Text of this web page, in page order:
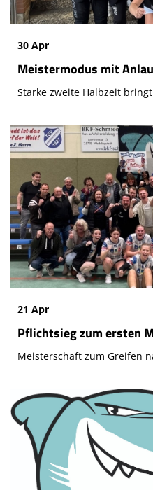
30 Apr
Meistermodus mit
Starke zweite Halbzeit bringt
21 Apr
Pflichtsieg zum ersten
Meisterschaft zum Greifen